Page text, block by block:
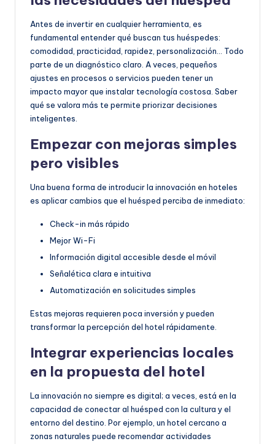
Antes de invertir en cualquier herramienta, es
fundamental entender qué buscan tus huéspedes:
comodidad, practicidad, rapidez, personalización… Todo
parte de un diagnóstico claro. A veces, pequeños
ajustes en procesos o servicios pueden tener un
impacto mayor que instalar tecnología costosa. Saber
qué se valora más te permite priorizar decisiones
inteligentes.
Empezar con mejoras simples
pero visibles
Una buena forma de introducir la innovación en hoteles
es aplicar cambios que el huésped perciba de inmediato:
Check-in más rápido
Mejor Wi-Fi
Información digital accesible desde el móvil
Señalética clara e intuitiva
Automatización en solicitudes simples
Estas mejoras requieren poca inversión y pueden
transformar la percepción del hotel rápidamente.
Integrar experiencias locales
en la propuesta del hotel
La innovación no siempre es digital; a veces, está en la
capacidad de conectar al huésped con la cultura y el
entorno del destino. Por ejemplo, un hotel cercano a
zonas naturales puede recomendar actividades